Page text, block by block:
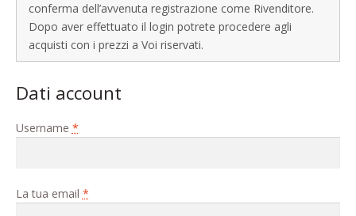
Contatti
Dati Societari
Gioielli alta bigiotteria di lusso
conferma dell’avvenuta registrazione come Rivenditore.
Dopo aver effettuato il login potrete procedere agli
acquisti con i prezzi a Voi riservati.
Dati account
Username *
La tua email *